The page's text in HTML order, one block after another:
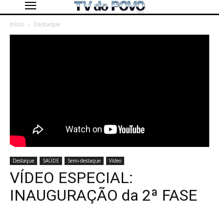
Início Destaque
Destaque SAÚDE Semi-destaque Vídeo
VÍDEO ESPECIAL:
INAUGURAÇÃO da 2ª FASE